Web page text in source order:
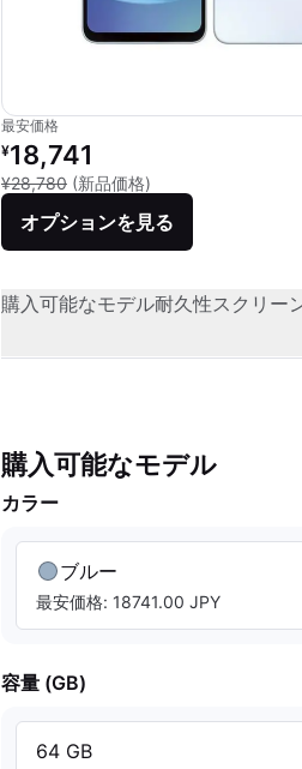
最安価格
リファービッシュ品の価格：
¥18,741
¥28,780 (新品価格)
オプションを見る
購入可能なモデル耐久性スクリー
購入可能なモデル
カラー
ブルー
最安価格: 18741.00 JPY
容量 (GB)
64 GB